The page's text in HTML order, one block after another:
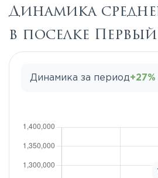
Динамика
в поселке Первый
Динамика за период+27%